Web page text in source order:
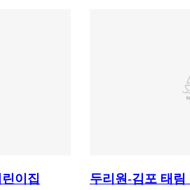
이집 두리원-김포 태림